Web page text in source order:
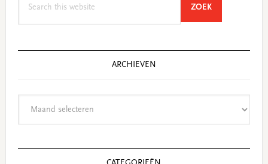
ZOEKSEARCH
ARCHIEVEN